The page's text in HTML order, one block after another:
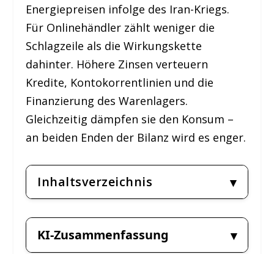
Energiepreisen infolge des Iran-Kriegs.
Für Onlinehändler zählt weniger die
Schlagzeile als die Wirkungskette
dahinter. Höhere Zinsen verteuern
Kredite, Kontokorrentlinien und die
Finanzierung des Warenlagers.
Gleichzeitig dämpfen sie den Konsum –
an beiden Enden der Bilanz wird es enger.
Inhaltsverzeichnis
KI-Zusammenfassung